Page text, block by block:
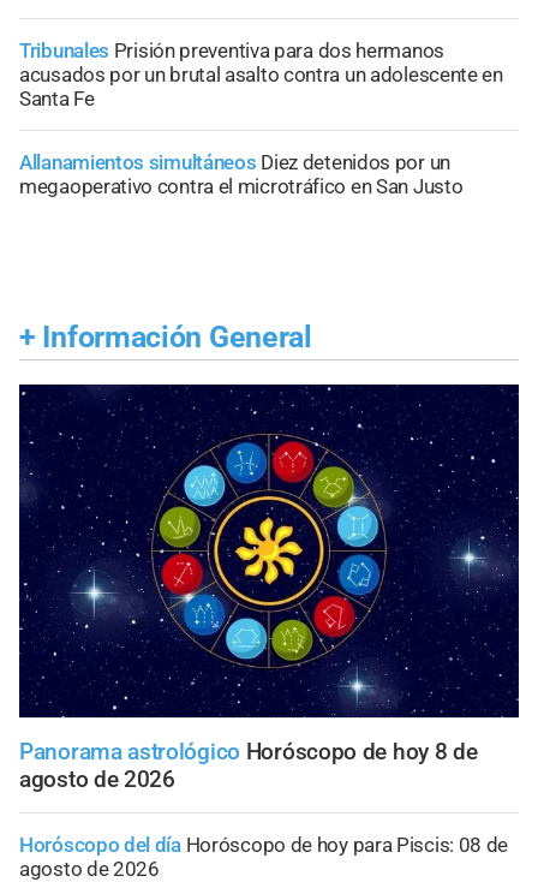
Tribunales Prisión preventiva para dos hermanos
acusados por un brutal asalto contra un adolescente en
Santa Fe
Allanamientos simultáneos Diez detenidos por un
megaoperativo contra el microtráfico en San Justo
+ Información General
Panorama astrológico Horóscopo de hoy 8 de
agosto de 2026
Horóscopo del día Horóscopo de hoy para Piscis: 08 de
agosto de 2026